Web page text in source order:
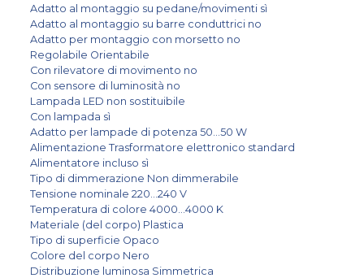
Adatto al montaggio su pedane/movimenti sì
Adatto al montaggio su barre conduttrici no
Adatto per montaggio con morsetto no
Regolabile Orientabile
Con rilevatore di movimento no
Con sensore di luminosità no
Lampada LED non sostituibile
Con lampada sì
Adatto per lampade di potenza 50...50 W
Alimentazione Trasformatore elettronico standard
Alimentatore incluso sì
Tipo di dimmerazione Non dimmerabile
Tensione nominale 220...240 V
Temperatura di colore 4000...4000 K
Materiale (del corpo) Plastica
Tipo di superficie Opaco
Colore del corpo Nero
Distribuzione luminosa Simmetrica